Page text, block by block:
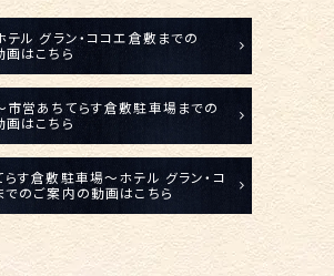
ル グラン・ココエ倉敷までの
はこちら
市営あちてらす倉敷駐車場までの
はこちら
す倉敷駐車場～ホテル グラン・コ
でのご案内の動画はこちら